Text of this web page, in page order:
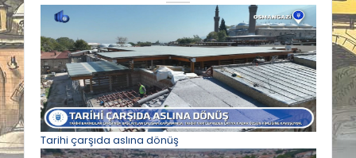
Tarihi çarşıda aslına dönüş